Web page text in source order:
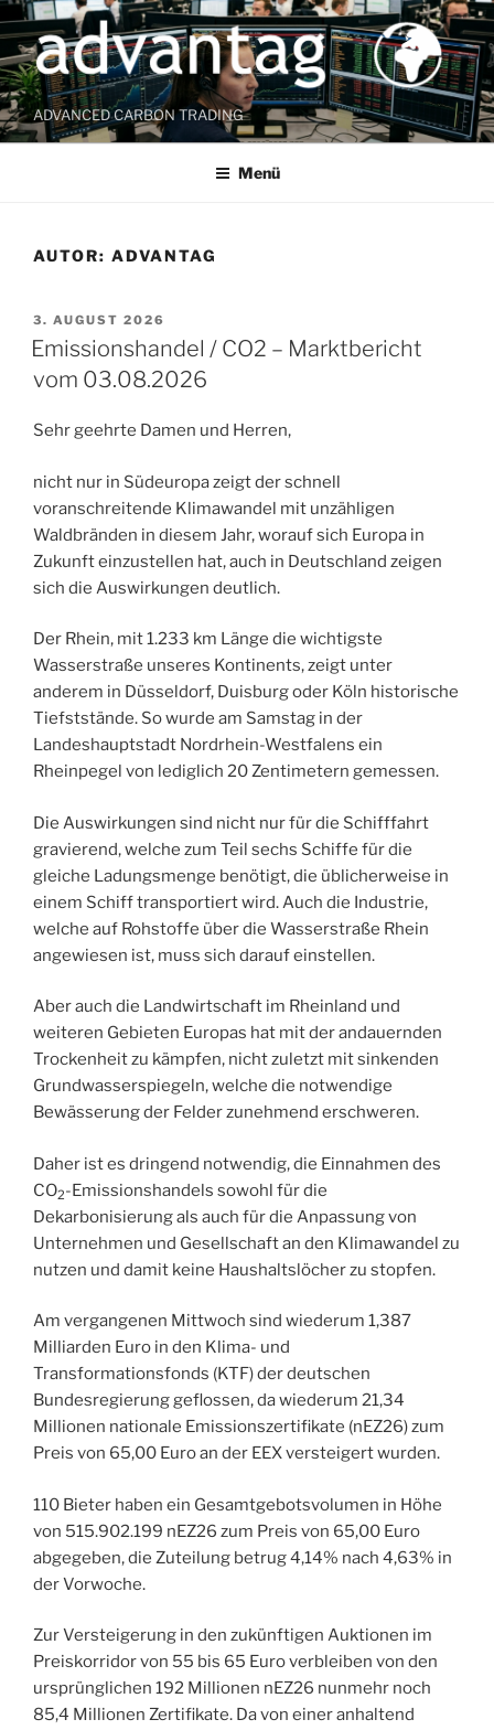
Zum
Inhalt
springen
ADVANCED CARBON TRADING
Menü
AUTOR: ADVANTAG
VERÖFFENTLICHT
AM
3. AUGUST 2026
Emissionshandel / CO2 – Marktbericht
vom 03.08.2026
Sehr geehrte Damen und Herren,
nicht nur in Südeuropa zeigt der schnell
voranschreitende Klimawandel mit unzähligen
Waldbränden in diesem Jahr, worauf sich Europa in
Zukunft einzustellen hat, auch in Deutschland zeigen
sich die Auswirkungen deutlich.
Der Rhein, mit 1.233 km Länge die wichtigste
Wasserstraße unseres Kontinents, zeigt unter
anderem in Düsseldorf, Duisburg oder Köln historische
Tiefststände. So wurde am Samstag in der
Landeshauptstadt Nordrhein-Westfalens ein
Rheinpegel von lediglich 20 Zentimetern gemessen.
Die Auswirkungen sind nicht nur für die Schifffahrt
gravierend, welche zum Teil sechs Schiffe für die
gleiche Ladungsmenge benötigt, die üblicherweise in
einem Schiff transportiert wird. Auch die Industrie,
welche auf Rohstoffe über die Wasserstraße Rhein
angewiesen ist, muss sich darauf einstellen.
Aber auch die Landwirtschaft im Rheinland und
weiteren Gebieten Europas hat mit der andauernden
Trockenheit zu kämpfen, nicht zuletzt mit sinkenden
Grundwasserspiegeln, welche die notwendige
Bewässerung der Felder zunehmend erschweren.
Daher ist es dringend notwendig, die Einnahmen des
CO2-Emissionshandels sowohl für die
Dekarbonisierung als auch für die Anpassung von
Unternehmen und Gesellschaft an den Klimawandel zu
nutzen und damit keine Haushaltslöcher zu stopfen.
Am vergangenen Mittwoch sind wiederum 1,387
Milliarden Euro in den Klima- und
Transformationsfonds (KTF) der deutschen
Bundesregierung geflossen, da wiederum 21,34
Millionen nationale Emissionszertifikate (nEZ26) zum
Preis von 65,00 Euro an der EEX versteigert wurden.
110 Bieter haben ein Gesamtgebotsvolumen in Höhe
von 515.902.199 nEZ26 zum Preis von 65,00 Euro
abgegeben, die Zuteilung betrug 4,14% nach 4,63% in
der Vorwoche.
Zur Versteigerung in den zukünftigen Auktionen im
Preiskorridor von 55 bis 65 Euro verbleiben von den
ursprünglichen 192 Millionen nEZ26 nunmehr noch
85,4 Millionen Zertifikate. Da von einer anhaltend